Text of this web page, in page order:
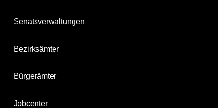
Senatsverwaltungen
Bezirksämter
Bürgerämter
Jobcenter